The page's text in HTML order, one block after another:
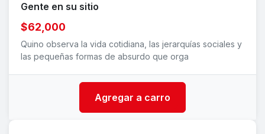
Gente en su sitio
$62,000
Quino observa la vida cotidiana, las jerarquías sociales y
las pequeñas formas de absurdo que orga
Agregar a carro